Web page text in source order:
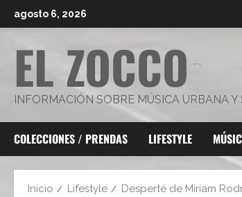
al
agosto 6, 2026
EL ZOCCO
INFORMACIÓN SOBRE MÚSICA URBANA
COLECCIONES / PRENDAS LIFESTYLE
Inicio Lifestyle Desperté de Miriam